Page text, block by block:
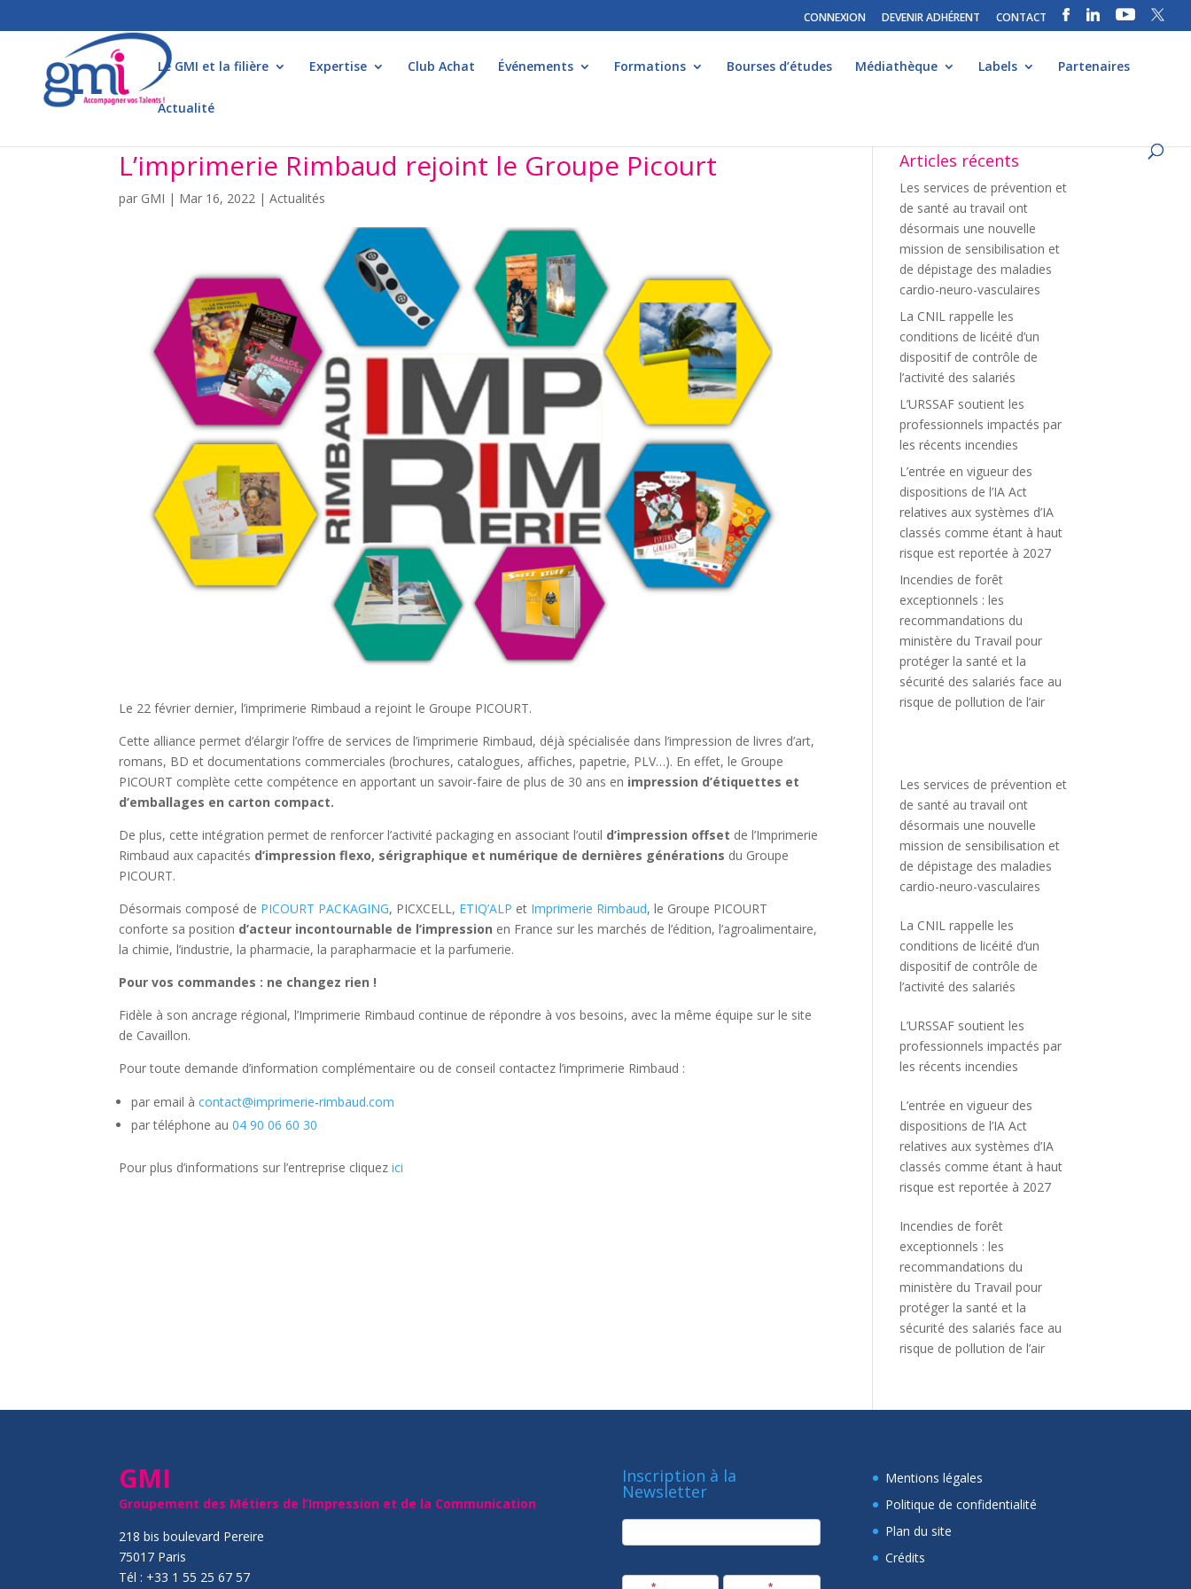
CONNEXION DEVENIR ADHÉRENT CONTACT
Le GMI et la filière Expertise Club Achat Événements Formations Bourses d’études Médiathèque Labels Partenaires
Actualité
L’imprimerie Rimbaud rejoint le Groupe Picourt
par GMI | Mar 16, 2022 |Actualités
Le 22 février dernier, l’imprimerie Rimbaud a rejoint le Groupe PICOURT.
Cette alliance permet d’élargir l’offre de services de l’imprimerie Rimbaud, déjà spécialisée dans l’impression de livres d’art,
romans, BD et documentations commerciales (brochures, catalogues, affiches, papetrie, PLV…). En effet, le Groupe
PICOURT complète cette compétence en apportant un savoir-faire de plus de 30 ans en impression d’étiquettes et
d’emballages en carton compact.
De plus, cette intégration permet de renforcer l’activité packaging en associant l’outil d’impression offset de l’Imprimerie
Rimbaud aux capacités d’impression flexo, sérigraphique et numérique de dernières générations du Groupe
PICOURT.
Désormais composé de PICOURT PACKAGING, PICXCELL, ETIQ’ALP et Imprimerie Rimbaud, le Groupe PICOURT
conforte sa position d’acteur incontournable de l’impression en France sur les marchés de l’édition, l’agroalimentaire,
la chimie, l’industrie, la pharmacie, la parapharmacie et la parfumerie.
Pour vos commandes : ne changez rien !
Fidèle à son ancrage régional, l’Imprimerie Rimbaud continue de répondre à vos besoins, avec la même équipe sur le site
de Cavaillon.
Pour toute demande d’information complémentaire ou de conseil contactez l’imprimerie Rimbaud :
par email àcontact@imprimerie-rimbaud.com
par téléphone au04 90 06 60 30
Pour plus d’informations sur l’entreprise cliquezici
Articles récents
Les services de prévention et
de santé au travail ont
désormais une nouvelle
mission de sensibilisation et
de dépistage des maladies
cardio-neuro-vasculaires
La CNIL rappelle les
conditions de licéité d’un
dispositif de contrôle de
l’activité des salariés
L’URSSAF soutient les
professionnels impactés par
les récents incendies
L’entrée en vigueur des
dispositions de l’IA Act
relatives aux systèmes d’IA
classés comme étant à haut
risque est reportée à 2027
Incendies de forêt
exceptionnels : les
recommandations du
ministère du Travail pour
protéger la santé et la
sécurité des salariés face au
risque de pollution de l’air
Les services de prévention et
de santé au travail ont
désormais une nouvelle
mission de sensibilisation et
de dépistage des maladies
cardio-neuro-vasculaires
La CNIL rappelle les
conditions de licéité d’un
dispositif de contrôle de
l’activité des salariés
L’URSSAF soutient les
professionnels impactés par
les récents incendies
L’entrée en vigueur des
dispositions de l’IA Act
relatives aux systèmes d’IA
classés comme étant à haut
risque est reportée à 2027
Incendies de forêt
exceptionnels : les
recommandations du
ministère du Travail pour
protéger la santé et la
sécurité des salariés face au
risque de pollution de l’air
GMI
Groupement des Métiers de l’Impression et de la Communication
218 bis boulevard Pereire
75017 Paris
Tél : +33 1 55 25 67 57
Inscription à la
Newsletter
newsletter
Mentions légales
Politique de confidentialité
Plan du site
Crédits